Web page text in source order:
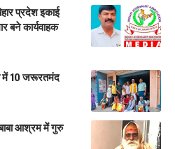
प्रदेश इकाई
बने कार्यवाहक
में 10 जरूरतमंद
आश्रम में गुरु